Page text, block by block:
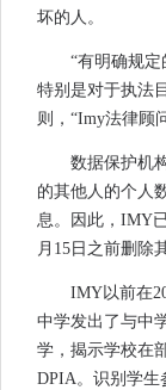
坏的人。
“有明确规定
特别是对于执法
则，“Imy法律顾
数据保护机
的其他人的个人
息。因此，IMY
月15日之前删除
IMY以前在
中学发出了与中
学，揭示学校在
DPIA。识别学生